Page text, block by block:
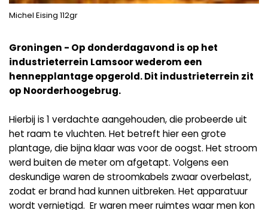
Michel Eising 112gr
Groningen - Op donderdagavond is op het
industrieterrein Lamsoor wederom een
hennepplantage opgerold. Dit industrieterrein zit
op Noorderhoogebrug.
Hierbij is 1 verdachte aangehouden, die probeerde uit
het raam te vluchten. Het betreft hier een grote
plantage, die bijna klaar was voor de oogst. Het stroom
werd buiten de meter om afgetapt. Volgens een
deskundige waren de stroomkabels zwaar overbelast,
zodat er brand had kunnen uitbreken. Het apparatuur
wordt vernietigd. Er waren meer ruimtes waar men kon